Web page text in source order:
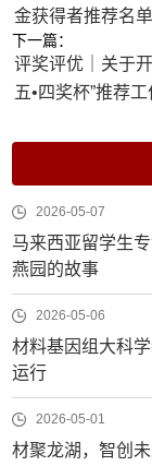
金获得者推荐名单
下一篇：
评奖评优｜关于
五•四奖杯”推荐
2026-05-07
马来西亚留学生
燕园的故事
2026-05-06
材料基因组大科
运行
2026-05-01
材聚龙湖，智创